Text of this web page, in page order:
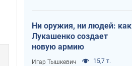
Ни оружия, ни людей: как
Лукашенко создает
новую армию
Игар Тышкевич 15,7 т.